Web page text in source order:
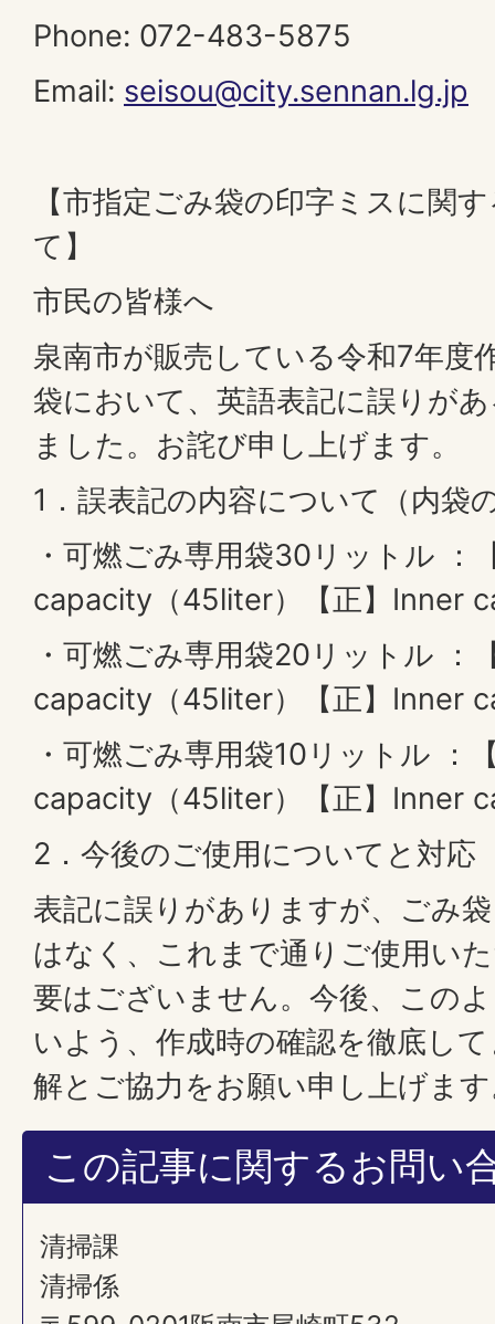
Phone: 072-483-5875
Email: seisou@city.sennan.lg.jp
【市指定ごみ袋の印字ミスに関
て】
市民の皆様へ
泉南市が販売している令和7年度
袋において、英語表記に誤りが
ました。お詫び申し上げます。
1．誤表記の内容について（内袋
・可燃ごみ専用袋30リットル ：
capacity（45liter）【正】Inner
・可燃ごみ専用袋20リットル ：
capacity（45liter）【正】Inner
・可燃ごみ専用袋10リットル ：
capacity（45liter）【正】Inner
2．今後のご使用についてと対応
表記に誤りがありますが、ごみ
はなく、これまで通りご使用い
要はございません。今後、この
いよう、作成時の確認を徹底し
解とご協力をお願い申し上げま
この記事に関するお問い
清掃課
清掃係